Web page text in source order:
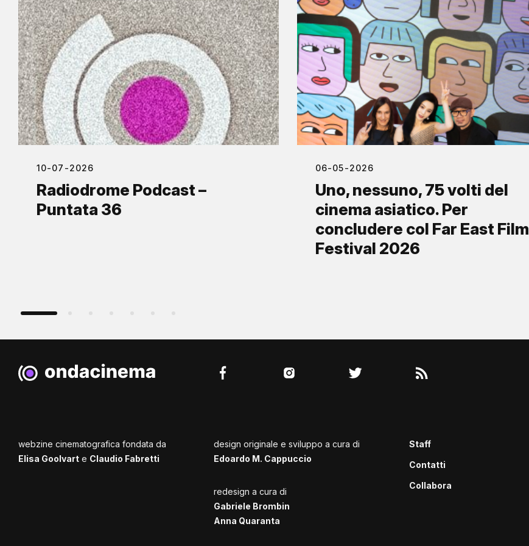
10-07-2026
Radiodrome Podcast –
Puntata 36
06-05-2026
Uno, nessuno, 75 volti del
cinema asiatico. Per
concludere col Far East Film
Festival 2026
webzine cinematografica fondata da
Elisa Goolvart e Claudio Fabretti
design originale e sviluppo a cura di
Edoardo M. Cappuccio
redesign a cura di
Gabriele Brombin
Anna Quaranta
Staff
Contatti
Collabora